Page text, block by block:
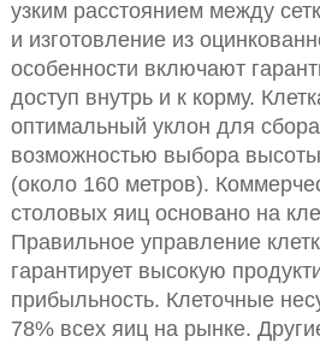
узким расстоянием между
и изготовление из
особенности включают
доступ внутрь и к корму.
оптимальный уклон для
возможностью выбора
(около 160 метров).
столовых яиц основано на
Правильное управление
гарантирует высокую
прибыльность. Клеточные
78% всех яиц на рынке.